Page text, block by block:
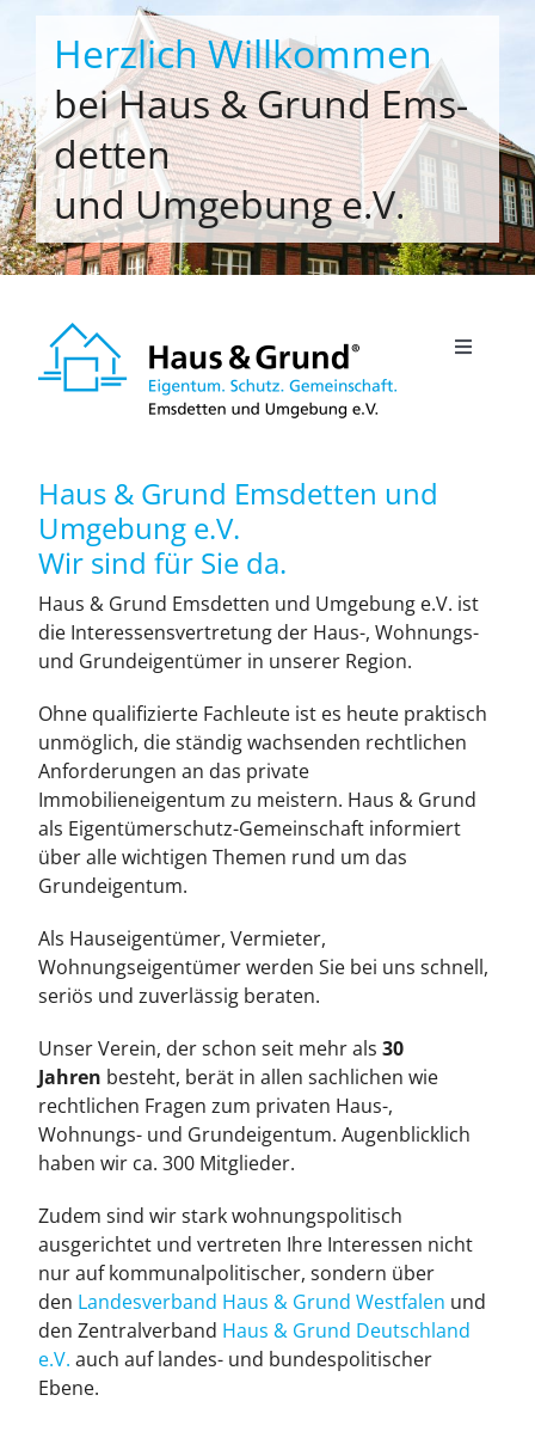
springenHerzlich Willkommen
bei Haus & Grund Ems­
det­ten
und Um­ge­bung e.V.
Toggle
Leistungen
Über
Mitglied werden
News
Kontakt
Haus & Grund Ems­det­ten und
Um­ge­bung e.V.
Wir sind für Sie da.
Haus & Grund Emsdetten und Umgebung e.V. ist
die Interessensvertretung der Haus-, Wohnungs-
und Grundeigentümer in unserer Region.
Ohne qualifizierte Fachleute ist es heute praktisch
unmöglich, die ständig wachsenden rechtlichen
Anforderungen an das private
Immobilieneigentum zu meistern. Haus & Grund
als Eigentümerschutz-Gemeinschaft informiert
über alle wichtigen Themen rund um das
Grundeigentum.
Als Hauseigentümer, Vermieter,
Wohnungseigentümer werden Sie bei uns schnell,
seriös und zuverlässig beraten.
Unser Verein, der schon seit mehr als 30
Jahren besteht, berät in allen sachlichen wie
rechtlichen Fragen zum privaten Haus-,
Wohnungs- und Grundeigentum. Augenblicklich
haben wir ca. 300 Mitglieder.
Zudem sind wir stark wohnungspolitisch
ausgerichtet und vertreten Ihre Interessen nicht
nur auf kommunalpolitischer, sondern über
den Landesverband Haus & Grund Westfalen und
den Zentralverband Haus & Grund Deutschland
e.V. auch auf landes- und bundespolitischer
Ebene.